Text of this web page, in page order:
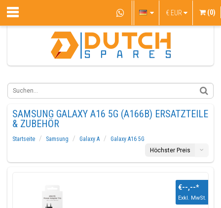
€ EUR (0)
SAMSUNG GALAXY A16 5G (A166B) ERSATZTEILE
& ZUBEHÖR
Startseite Samsung Galaxy A
Galaxy A16 5G
Höchster Preis
€--,--*
Exkl. MwSt.